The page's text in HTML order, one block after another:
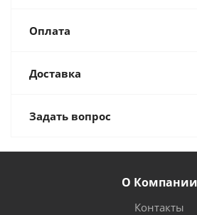
Оплата
Доставка
Задать вопрос
О Компании
Контакты